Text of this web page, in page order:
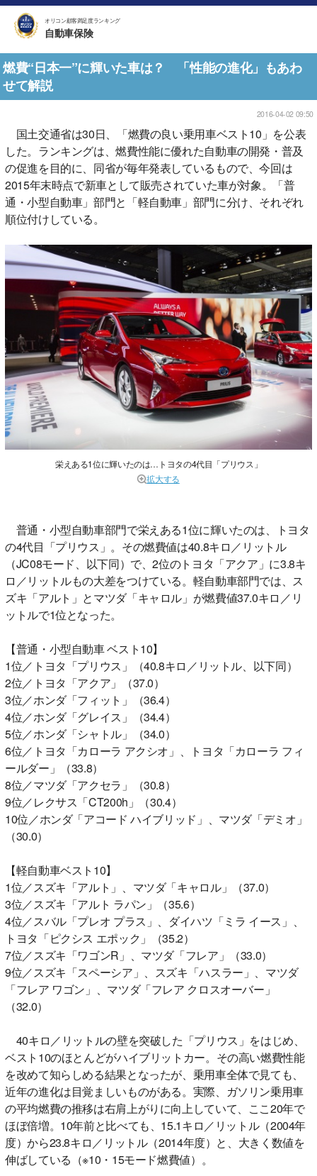
オリコン顧客満足度ランキング
自動車保険
燃費“日本一”に輝いた車は？ 「性能の進化」もあわ
せて解説
2016-04-02 09:50
国土交通省は30日、「燃費の良い乗用車ベスト10」を公表
した。ランキングは、燃費性能に優れた自動車の開発・普及
の促進を目的に、同省が毎年発表しているもので、今回は
2015年末時点で新車として販売されていた車が対象。「普
通・小型自動車」部門と「軽自動車」部門に分け、それぞれ
順位付けしている。
栄えある1位に輝いたのは…トヨタの4代目「プリウス」
拡大する
普通・小型自動車部門で栄えある1位に輝いたのは、トヨタ
の4代目「プリウス」。その燃費値は40.8キロ／リットル
（JC08モード、以下同）で、2位のトヨタ「アクア」に3.8キ
ロ／リットルもの大差をつけている。軽自動車部門では、ス
ズキ「アルト」とマツダ「キャロル」が燃費値37.0キロ／リ
ットルで1位となった。
【普通・小型自動車 ベスト10】
1位／トヨタ「プリウス」（40.8キロ／リットル、以下同）
2位／トヨタ「アクア」（37.0）
3位／ホンダ「フィット」（36.4）
4位／ホンダ「グレイス」（34.4）
5位／ホンダ「シャトル」（34.0）
6位／トヨタ「カローラ アクシオ」、トヨタ「カローラ フィ
ールダー」（33.8）
8位／マツダ「アクセラ」（30.8）
9位／レクサス「CT200h」（30.4）
10位／ホンダ「アコード ハイブリッド」、マツダ「デミオ」
（30.0）
【軽自動車ベスト10】
1位／スズキ「アルト」、マツダ「キャロル」（37.0）
3位／スズキ「アルト ラパン」（35.6）
4位／スバル「プレオ プラス」、ダイハツ「ミラ イース」、
トヨタ「ピクシス エポック」（35.2）
7位／スズキ「ワゴンR」、マツダ「フレア」（33.0）
9位／スズキ「スペーシア」、スズキ「ハスラー」、マツダ
「フレア ワゴン」、マツダ「フレア クロスオーバー」
（32.0）
40キロ／リットルの壁を突破した「プリウス」をはじめ、
ベスト10のほとんどがハイブリットカー。その高い燃費性能
を改めて知らしめる結果となったが、乗用車全体で見ても、
近年の進化は目覚ましいものがある。実際、ガソリン乗用車
の平均燃費の推移は右肩上がりに向上していて、ここ20年で
ほぼ倍増。10年前と比べても、15.1キロ／リットル（2004年
度）から23.8キロ／リットル（2014年度）と、大きく数値を
伸ばしている（※10・15モード燃費値）。